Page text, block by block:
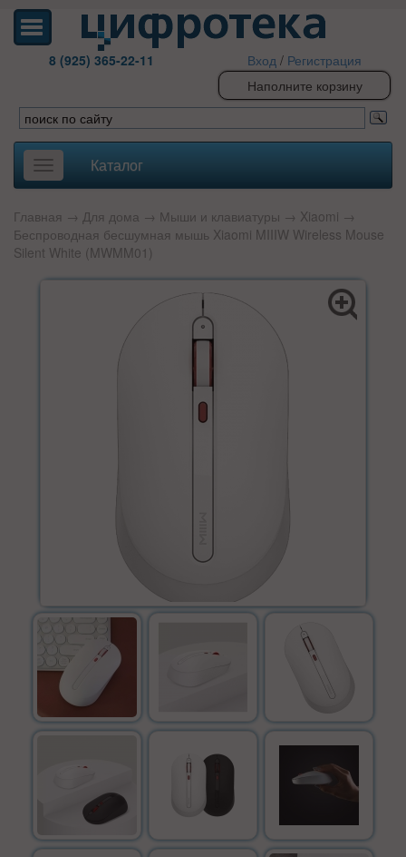
8 (925) 365-22-11 Вход / Регистрация
Наполните корзину
Toggle
navigation
Каталог
Главная → Для дома → Мыши и клавиатуры → Xiaomi →
Беспроводная бесшумная мышь Xiaomi MIIIW Wireless Mouse
Silent White (MWMM01)